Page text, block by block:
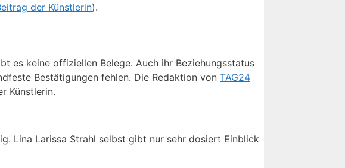
der Künstlerin).
es keine offiziellen Belege. Auch ihr Beziehungsstatus
Bestätigungen fehlen. Die Redaktion von TAG24
Künstlerin.
Lina Larissa Strahl selbst gibt nur sehr dosiert Einblick